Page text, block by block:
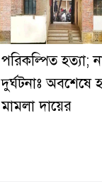
পরিকল্পিত হত্যা;
দুর্ঘটনাঃ অবশেষে
মামলা দায়ের